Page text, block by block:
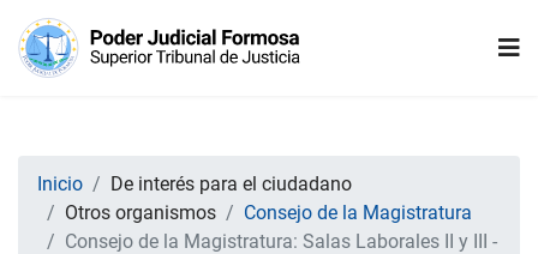
Inicio
De interés para el ciudadano
Otros organismos
Consejo de la Magistratura
Consejo de la Magistratura: Salas Laborales II y III -